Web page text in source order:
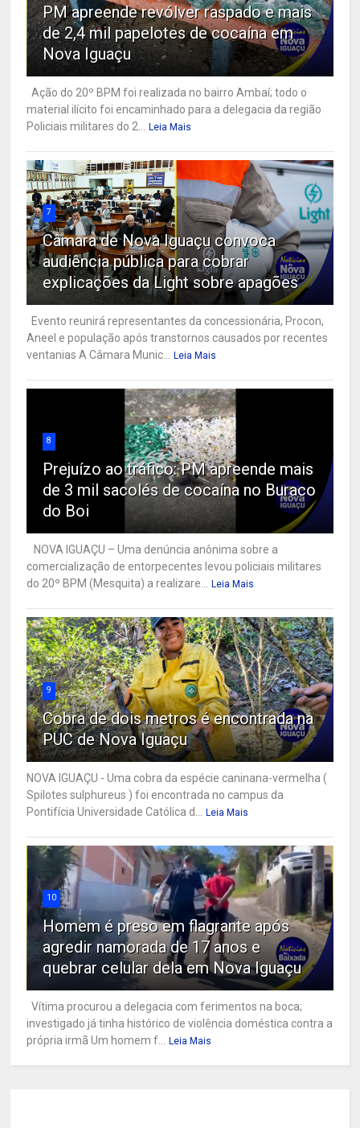
PM apreende revólver raspado e mais
de 2,4 mil papelotes de cocaína em
Nova Iguaçu
Ação do 20º BPM foi realizada no bairro Ambaí; todo o
material ilícito foi encaminhado para a delegacia da região
Policiais militares do 2...
Leia Mais
7
Câmara de Nova Iguaçu convoca
audiência pública para cobrar
explicações da Light sobre apagões
Evento reunirá representantes da concessionária, Procon,
Aneel e população após transtornos causados por recentes
ventanias A Câmara Munic...
Leia Mais
8
Prejuízo ao tráfico: PM apreende mais
de 3 mil sacolés de cocaína no Buraco
do Boi
NOVA IGUAÇU – Uma denúncia anônima sobre a
comercialização de entorpecentes levou policiais militares
do 20º BPM (Mesquita) a realizare...
Leia Mais
9
Cobra de dois metros é encontrada na
PUC de Nova Iguaçu
NOVA IGUAÇU - Uma cobra da espécie caninana-vermelha (
Spilotes sulphureus ) foi encontrada no campus da
Pontifícia Universidade Católica d...
Leia Mais
10
Homem é preso em flagrante após
agredir namorada de 17 anos e
quebrar celular dela em Nova Iguaçu
Vítima procurou a delegacia com ferimentos na boca;
investigado já tinha histórico de violência doméstica contra a
própria irmã Um homem f...
Leia Mais